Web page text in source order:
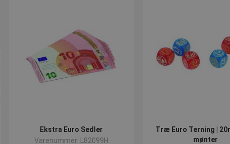
Ekstra Euro Sedler
Varenummer: L82099H
Træ Euro Terning |
mønter